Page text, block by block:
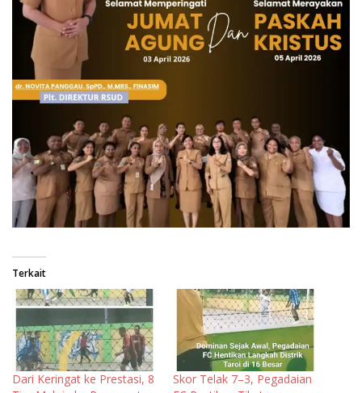
Terkait
Dari Keringat ke Prestasi, 8
Skor Telak 7–3, Pegadaian